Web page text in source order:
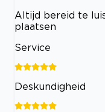
Altijd bereid te
plaatsen
Service
Deskundigheid